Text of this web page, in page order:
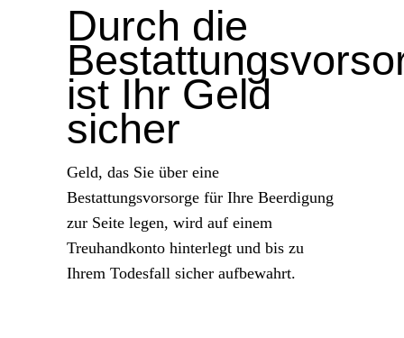
Durch die
ist Ihr Geld
sicher
Geld, das Sie über eine
Bestattungsvorsorge für Ihre Beerdigung
zur Seite legen, wird auf einem
Treuhandkonto hinterlegt und bis zu
Ihrem Todesfall sicher aufbewahrt.